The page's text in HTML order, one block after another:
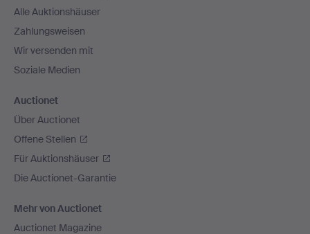
Alle Auktionshäuser
Zahlungsweisen
Wir versenden mit
Soziale Medien
Auctionet
Über Auctionet
Offene Stellen
Für Auktionshäuser
Die Auctionet-Garantie
Mehr von Auctionet
Auctionet Magazine